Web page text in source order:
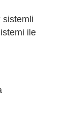
sistemli
ile